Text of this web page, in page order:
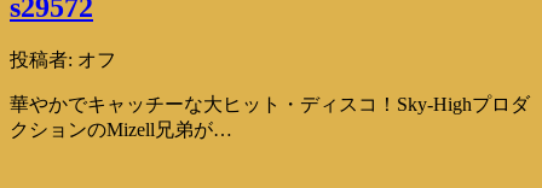
s29572
投稿者: オフ
華やかでキャッチーな大ヒット・ディスコ！Sky-Highプロダ
クションのMizell兄弟が…